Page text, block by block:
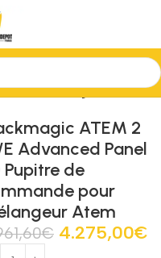
Mélangeur
ATEM 2
Advanced Panel
Pupitre de
pour
Atem
€ 4.275,00€